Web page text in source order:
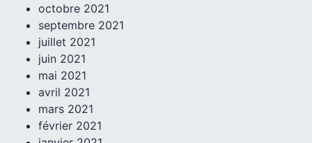
octobre 2021
septembre 2021
juillet 2021
juin 2021
mai 2021
avril 2021
mars 2021
février 2021